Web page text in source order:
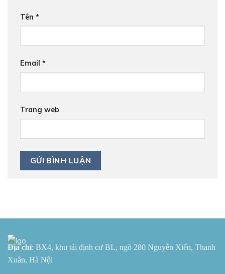
Tên *
Email *
Trang web
Địa chỉ: BX4, khu tái định cư BL, ngõ 280 Nguyễn Xiển, Thanh
Xuân, Hà Nội